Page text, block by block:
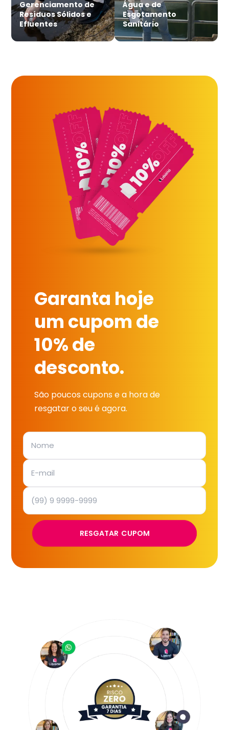
Gerenciamento de
Resíduos Sólidos e
Efluentes
Água e de
Esgotamento
Sanitário
Garanta hoje
um cupom de
10% de
desconto.
São poucos cupons e a hora de
resgatar o seu é agora.
RESGATAR CUPOM